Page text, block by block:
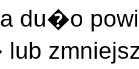
du�o